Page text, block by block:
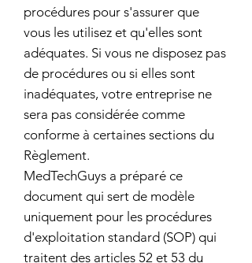
procédures pour s'assurer que
vous les utilisez et qu'elles sont
adéquates. Si vous ne disposez pas
de procédures ou si elles sont
inadéquates, votre entreprise ne
sera pas considérée comme
conforme à certaines sections du
Règlement.
MedTechGuys a préparé ce
document qui sert de modèle
uniquement pour les procédures
d'exploitation standard (SOP) qui
traitent des articles 52 et 53 du